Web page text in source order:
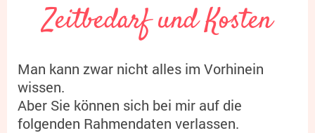
Zeitbedarf und Kosten
Man kann zwar nicht alles im Vorhinein
wissen.
Aber Sie können sich bei mir auf die
folgenden Rahmendaten verlassen.